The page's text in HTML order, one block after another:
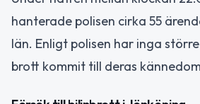
hanterade polisen cirka 55
län. Enligt polisen har inga
brott kommit till deras